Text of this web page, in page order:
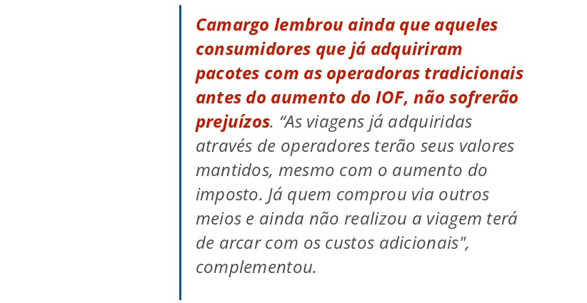
Camargo lembrou ainda que aqueles
consumidores que já adquiriram
pacotes com as operadoras tradicionais
antes do aumento do IOF, não sofrerão
prejuízos. “As viagens já adquiridas
através de operadores terão seus valores
mantidos, mesmo com o aumento do
imposto. Já quem comprou via outros
meios e ainda não realizou a viagem terá
de arcar com os custos adicionais",
complementou.